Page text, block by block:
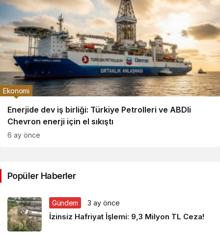
Enerjide dev iş birliği: Türkiye Petrolleri ve ABDli
Chevron enerji için el sıkıştı
Ekonomi
6 ay önce
Popüler Haberler
Gündem 3 ay önce
İzinsiz Hafriyat İşlemi: 9,3 Milyon TL Ceza!